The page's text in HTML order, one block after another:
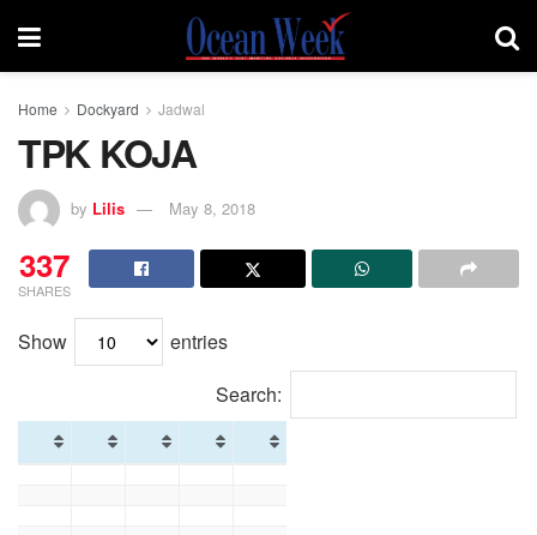
Home Dockyard Jadwal
TPK KOJA
by Lilis May 8, 2018
337
SHARES
Show
entries
Search: